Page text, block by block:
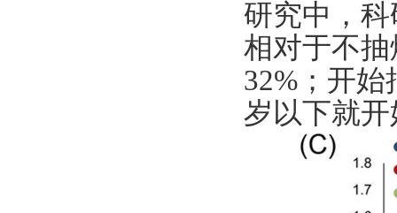
研究中，
相对于不
32%；开
岁以下就